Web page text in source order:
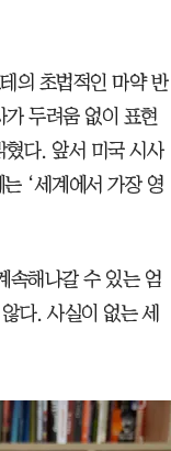
의 초법적인 마약 반
두려움 없이 표현
혔다. 앞서 미국 시사
‘세계에서 가장 영
속해나갈 수 있는 엄
다. 사실이 없는 세